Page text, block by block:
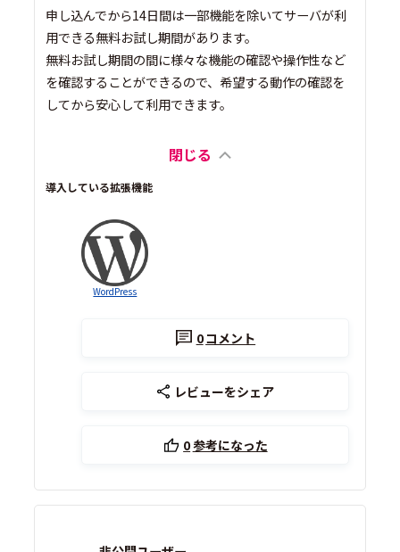
申し込んでから14日間は一部機能を除いてサーバが利
用できる無料お試し期間があります。
無料お試し期間の間に様々な機能の確認や操作性など
を確認することができるので、希望する動作の確認を
してから安心して利用できます。
閉じる
導入している拡張機能
WordPress
0コメント
レビューをシェア
0参考になった